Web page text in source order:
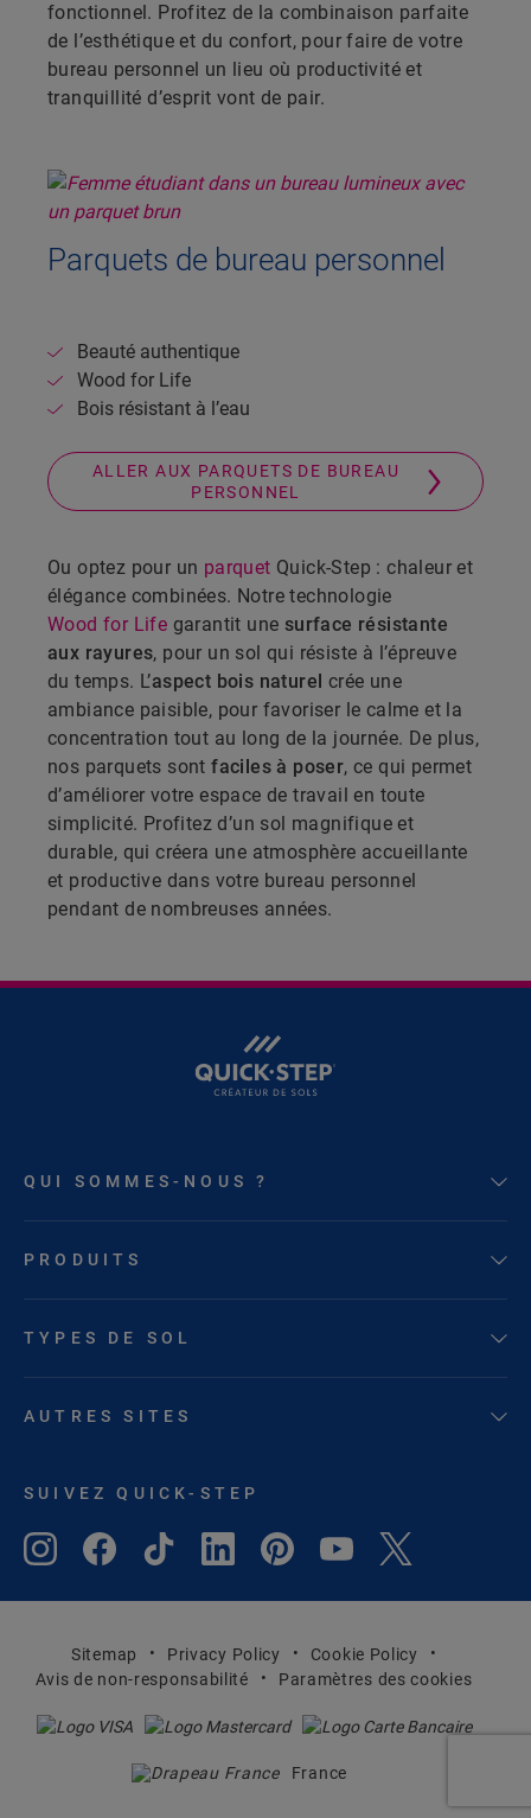
fonctionnel. Profitez de la combinaison parfaite
de l’esthétique et du confort, pour faire de votre
bureau personnel un lieu où productivité et
tranquillité d’esprit vont de pair.
Parquets de bureau personnel
Beauté authentique
Wood for Life
Bois résistant à l’eau
ALLER AUX PARQUETS DE BUREAU
PERSONNEL
Ou optez pour un parquet Quick-Step : chaleur et
élégance combinées. Notre technologie
Wood for Life garantit une surface résistante
aux rayures, pour un sol qui résiste à l’épreuve
du temps. L’aspect bois naturel crée une
ambiance paisible, pour favoriser le calme et la
concentration tout au long de la journée. De plus,
nos parquets sontfaciles à poser, ce qui permet
d’améliorer votre espace de travail en toute
simplicité. Profitez d’un sol magnifique et
durable, qui créera une atmosphère accueillante
et productive dans votre bureau personnel
pendant de nombreuses années.
QUI SOMMES-NOUS ?
PRODUITS
TYPES DE SOL
AUTRES SITES
SUIVEZ QUICK-STEP
Sitemap Privacy Policy
Cookie Policy
Avis de non-responsabilité
Paramètres des cookies
France